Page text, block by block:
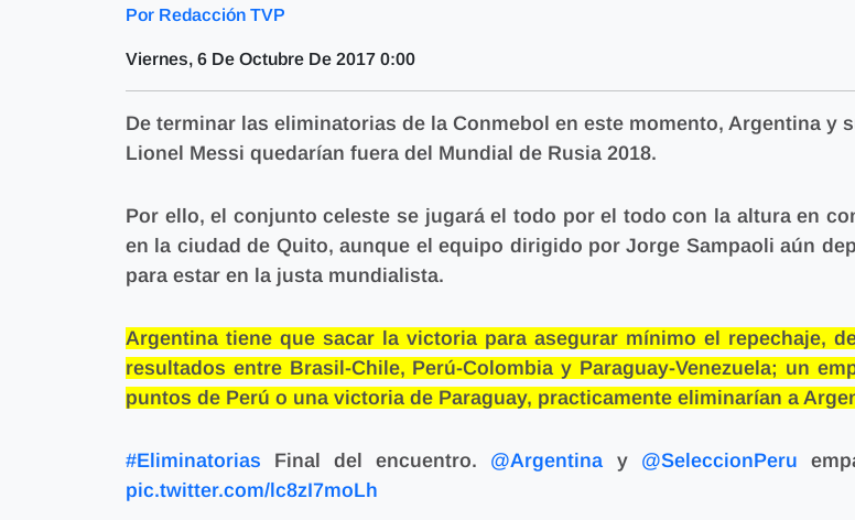
Por Redacción TVP
Viernes, 6 De Octubre De 2017 0:00
De terminar las eliminatorias de la Conmebol en este momento, Argentina y
Lionel Messi quedarían fuera del Mundial de Rusia 2018.
Por ello, el conjunto celeste se jugará el todo por el todo con la altura en
en la ciudad de Quito, aunque el equipo dirigido por Jorge Sampaoli aún
para estar en la justa mundialista.
Argentina tiene que sacar la victoria para asegurar mínimo el repechaje,
resultados entre Brasil-Chile, Perú-Colombia y Paraguay-Venezuela; un
puntos de Perú o una victoria de Paraguay, practicamente eliminarían a
#Eliminatorias Final del encuentro. @Argentina y @SeleccionPeru
pic.twitter.com/lc8zI7moLh